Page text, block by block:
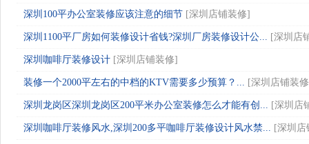
深圳100平办公室装修应该注意的细节 [深圳店铺装修]
深圳1100平厂房如何装修设计省钱?深圳厂房装修设计公... [深圳店
深圳咖啡厅装修设计 [深圳店铺装修]
装修一个2000平左右的中档的KTV需要多少预算？... [深圳店铺装修
深圳龙岗区深圳龙岗区200平米办公室装修怎么才能有创... [深圳店
深圳咖啡厅装修风水,深圳200多平咖啡厅装修设计风水禁... [深圳店